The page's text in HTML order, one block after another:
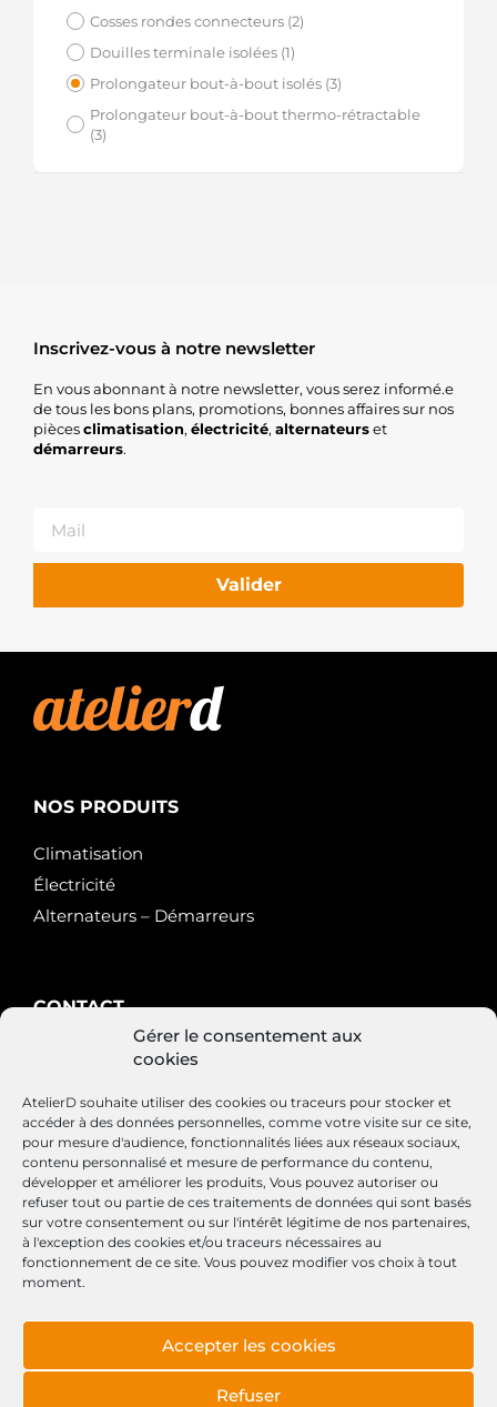
Gérer le consentement aux
cookies
AtelierD souhaite utiliser des cookies ou traceurs pour stocker et
accéder à des données personnelles, comme votre visite sur ce site,
pour mesure d'audience, fonctionnalités liées aux réseaux sociaux,
contenu personnalisé et mesure de performance du contenu,
développer et améliorer les produits, Vous pouvez autoriser ou
refuser tout ou partie de ces traitements de données qui sont basés
sur votre consentement ou sur l'intérêt légitime de nos partenaires,
à l'exception des cookies et/ou traceurs nécessaires au
fonctionnement de ce site. Vous pouvez modifier vos choix à tout
moment.
Accepter les cookies
Refuser
Cosses rondes connecteurs (2)
Douilles terminale isolées (1)
Prolongateur bout-à-bout isolés (3)
Prolongateur bout-à-bout thermo-rétractable
(3)
Inscrivez-vous à notre newsletter
En vous abonnant à notre newsletter, vous serez informé.e
de tous les bons plans, promotions, bonnes affaires sur nos
piècesclimatisation, électricité, alternateurset
démarreurs.
Valider
NOS PRODUITS
Climatisation
Électricité
Alternateurs – Démarreurs
CONTACT
03 29 22 34 47
contact@atelierd.fr
SUIVEZ-NOUS
Conditions générales de vente